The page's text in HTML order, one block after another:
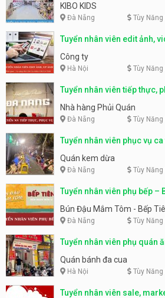
KIBO KIDS
Đà Nẵng Tùy Năng
Tuyển nhân viên edit ảnh,
Công ty
Hà Nội Tùy Năng
Tuyển nhân viên tiếp thực,
Nhà hàng Phủi Quán
Đà Nẵng Tùy Năng
Tuyển nhân viên phục vụ
Quán kem dừa
Đà Nẵng Tùy Năng
Tuyển nhân viên phụ bếp –
Tiên
Bún Đậu Mắm Tôm - Bếp
Đà Nẵng Tùy Năng
Tuyển nhân viên phụ quán
Quán bánh đa cua
Hà Nội Tùy Năng
Tuyển nhân viên sale,